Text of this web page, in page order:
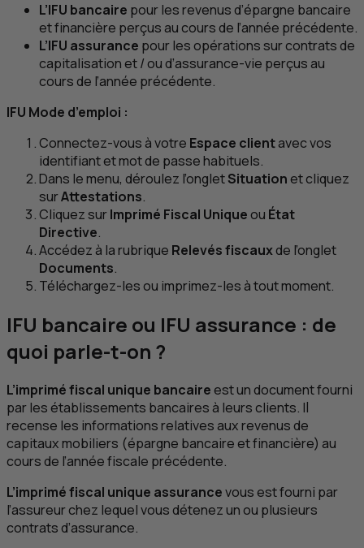
L’IFU bancaire pour les revenus d’épargne bancaire
et financière perçus au cours de l’année précédente.
L’IFU assurance pour les opérations sur contrats de
capitalisation et / ou d’assurance-vie perçus au
cours de l’année précédente.
IFU Mode d’emploi :
Connectez-vous à votre Espace clientavec vos
identifiant et mot de passe habituels.
Dans le menu, déroulez l’ongletSituationet cliquez
surAttestations.
Cliquez surImprimé Fiscal Uniqueou État
Directive.
Accédez à la rubrique Relevés fiscauxde l’onglet
Documents.
Téléchargez-les ou imprimez-les à tout moment.
IFU bancaire ou IFU assurance : de
quoi parle-t-on ?
L’imprimé fiscal unique bancaireest un document fourni
par les établissements bancaires à leurs clients. Il
recense les informations relatives aux revenus de
capitaux mobiliers (épargne bancaire et financière) au
cours de l’année fiscale précédente.
L’imprimé fiscal unique assurancevous est fourni par
l’assureur chez lequel vous détenez un ou plusieurs
contrats d’assurance.